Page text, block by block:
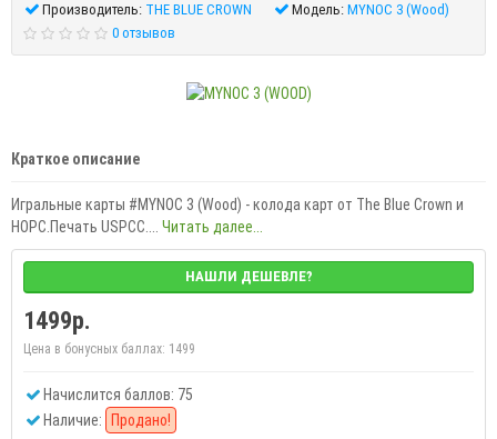
Производитель: THE BLUE CROWN Модель: MYNOC 3 (Wood)
0 отзывов
Краткое описание
Игральные карты #MYNOC 3 (Wood) - колода карт от The Blue Crown и
HOPC.Печать USPCC.... Читать далее...
НАШЛИ ДЕШЕВЛЕ?
1499р.
Цена в бонусных баллах: 1499
Начислится баллов: 75
Наличие:
Продано!